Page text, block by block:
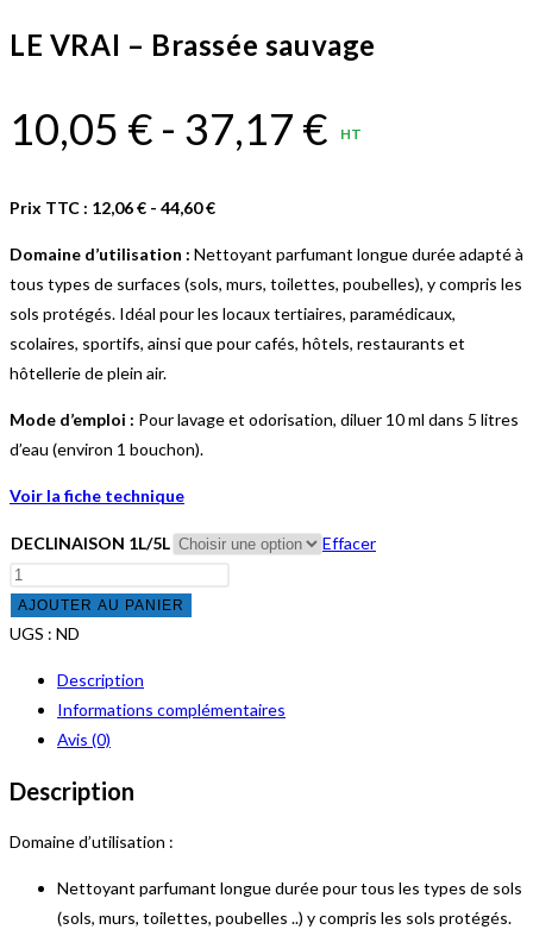
LE VRAI – Brassée sauvage
10,05 € - 37,17 € HT
Prix TTC : 12,06€ - 44,60€
Domaine d’utilisation : Nettoyant parfumant longue durée adapté à
tous types de surfaces (sols, murs, toilettes, poubelles), y compris les
sols protégés. Idéal pour les locaux tertiaires, paramédicaux,
scolaires, sportifs, ainsi que pour cafés, hôtels, restaurants et
hôtellerie de plein air.
Mode d’emploi : Pour lavage et odorisation, diluer 10 ml dans 5 litres
d’eau (environ 1 bouchon).
Voir la fiche technique
DECLINAISON 1L/5L
Effacer
quantité
de
LE
Brassée
sauvage
AJOUTER AU PANIER
UGS : ND
Description
Informations complémentaires
Avis (0)
Description
Domaine d’utilisation :
Nettoyant parfumant longue durée pour tous les types de sols
(sols, murs, toilettes, poubelles ..) y compris les sols protégés.